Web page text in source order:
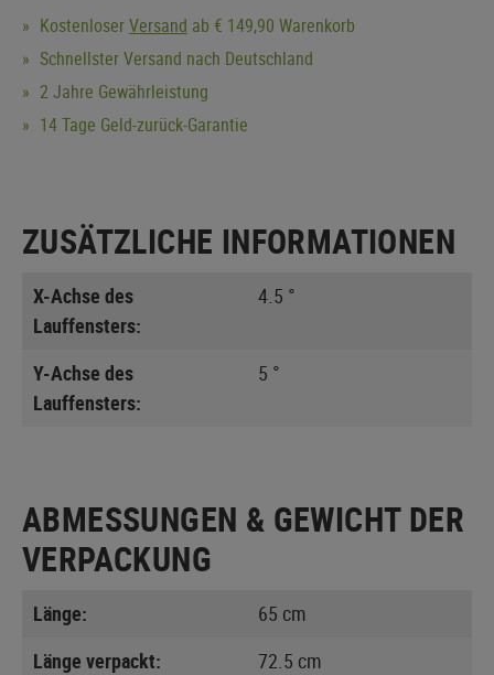
KostenloserVersand ab € 149,90 Warenkorb
Schnellster Versand nach Deutschland
2 Jahre Gewährleistung
14 Tage Geld-zurück-Garantie
ZUSÄTZLICHE INFORMATIONEN
X-Achse des
Lauffensters:
4.5 °
Y-Achse des
Lauffensters:
5 °
ABMESSUNGEN & GEWICHT DER
VERPACKUNG
Länge:
65 cm
Länge verpackt:
72.5 cm